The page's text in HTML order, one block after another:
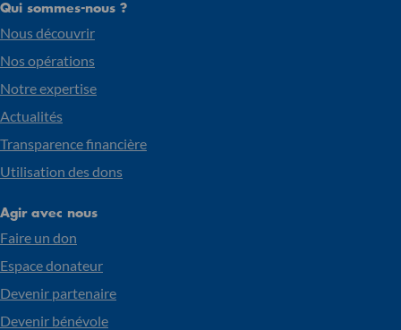
Qui sommes-nous ?
Nous découvrir
Nos opérations
Notre expertise
Actualités
Transparence financière
Utilisation des dons
Agir avec nous
Faire un don
Espace donateur
Devenir partenaire
Devenir bénévole